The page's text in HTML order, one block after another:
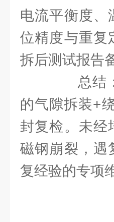
电流平衡度、
位精度与重复
拆后测试报告
总结
的气隙拆装+
封复检。未经
磁钢崩裂，遇
复经验的专项